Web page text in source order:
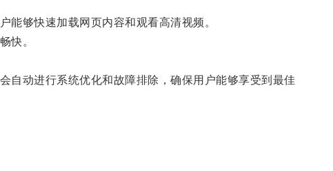
够快速加载网页内容和观看高清视频。
快。
动进行系统优化和故障排除，确保用户能够享受到最佳